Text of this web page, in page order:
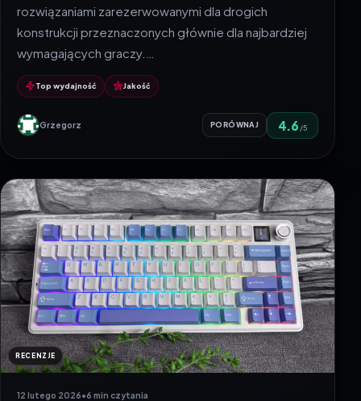
rozwiązaniami zarezerwowanymi dla drogich
konstrukcji przeznaczonych głównie dla najbardziej
wymagających graczy.…
Top wydajność Jakość
Grzegorz PORÓWNAJ 4.6 /5
RECENZJE
12 lutego 2026•6 min czytania